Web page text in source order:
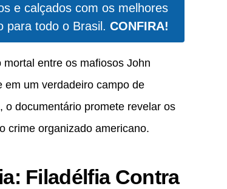
e calçados com os melhores
para todo o Brasil. CONFIRA!
entre os mafiosos John
em um verdadeiro campo de
o documentário promete revelar os
crime organizado americano.
Filadélfia Contra